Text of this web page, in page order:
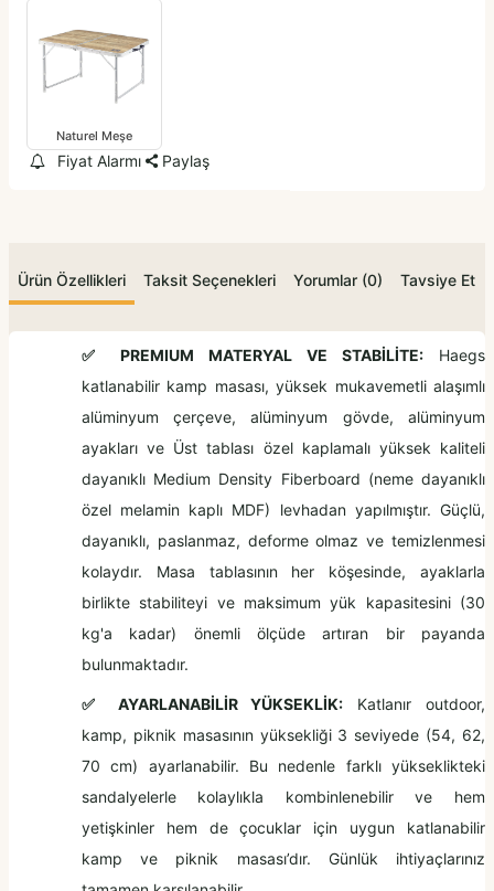
Naturel Meşe
Fiyat Alarmı Paylaş
Ürün Özellikleri Taksit Seçenekleri Yorumlar (0) Tavsiye Et
✅ PREMIUM MATERYAL VE STABİLİTE:Haegs
katlanabilir kamp masası, yüksek mukavemetli alaşımlı
alüminyum çerçeve, alüminyum gövde, alüminyum
ayakları ve Üst tablası özel kaplamalı yüksek kaliteli
dayanıklı Medium Density Fiberboard (neme dayanıklı
özel melamin kaplı MDF) levhadan yapılmıştır. Güçlü,
dayanıklı, paslanmaz, deforme olmaz ve temizlenmesi
kolaydır. Masa tablasının her köşesinde, ayaklarla
birlikte stabiliteyi ve maksimum yük kapasitesini (30
kg'a kadar) önemli ölçüde artıran bir payanda
bulunmaktadır.
✅ AYARLANABİLİR YÜKSEKLİK: Katlanır outdoor,
kamp, piknik masasının yüksekliği 3 seviyede (54, 62,
70 cm) ayarlanabilir. Bu nedenle farklı yükseklikteki
sandalyelerle kolaylıkla kombinlenebilir ve hem
yetişkinler hem de çocuklar için uygun katlanabilir
kamp ve piknik masası’dır. Günlük ihtiyaçlarınız